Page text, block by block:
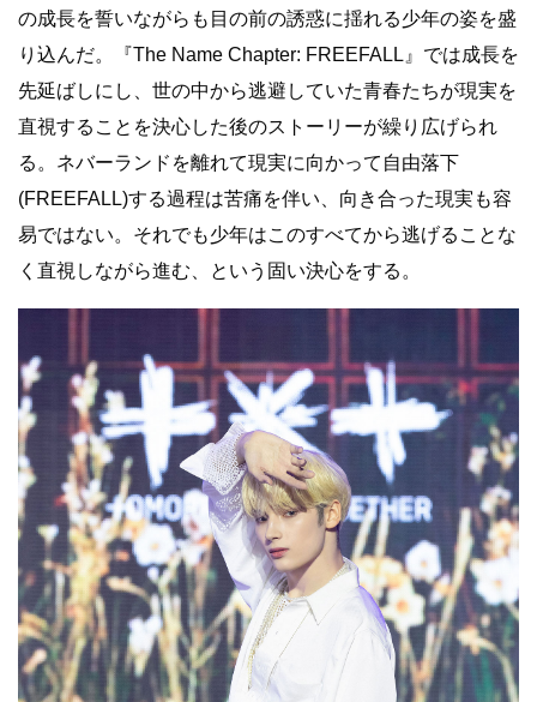
の成長を誓いながらも目の前の誘惑に揺れる少年の姿を盛
り込んだ。『The Name Chapter: FREEFALL』では成長を
先延ばしにし、世の中から逃避していた青春たちが現実を
直視することを決心した後のストーリーが繰り広げられ
る。ネバーランドを離れて現実に向かって自由落下
(FREEFALL)する過程は苦痛を伴い、向き合った現実も容
易ではない。それでも少年はこのすべてから逃げることな
く直視しながら進む、という固い決心をする。